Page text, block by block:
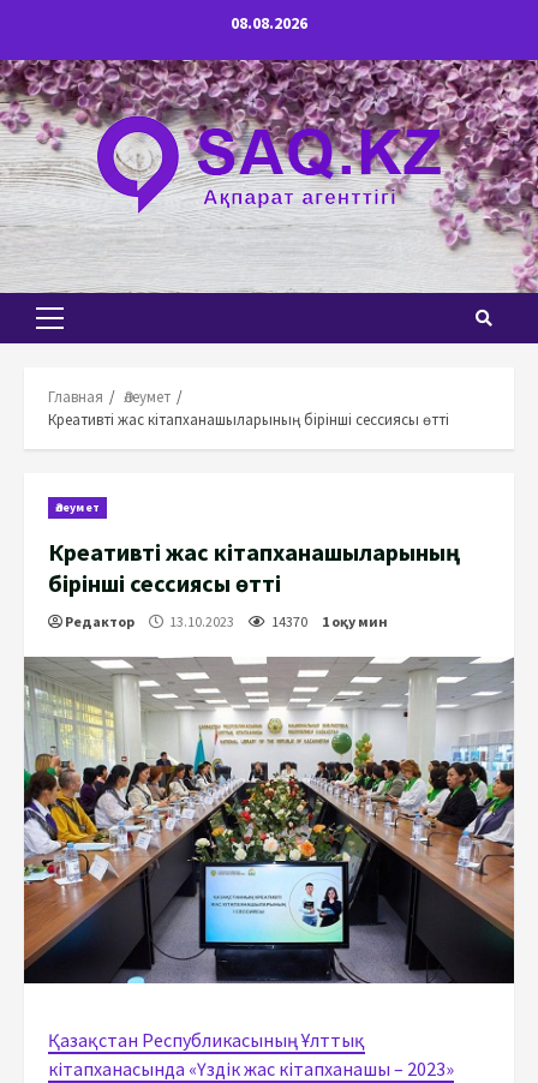
содержимому
08.08.2026
Основное
Главная
Әлеумет
Креативті жас кітапханашыларының бірінші сессиясы өтті
Әлеумет
Креативті жас кітапханашыларының
бірінші сессиясы өтті
Редактор 13.10.2023 14370 1 оқу мин
Қазақстан Республикасының Ұлттық
кітапханасында «Үздік жас кітапханашы – 2023»